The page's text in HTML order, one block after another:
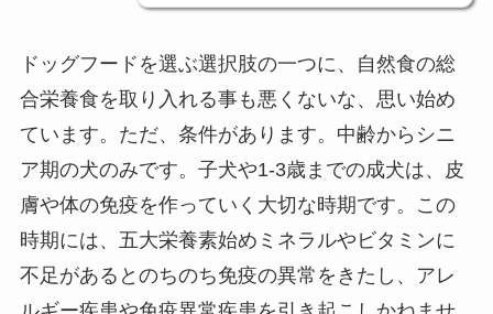
ドッグフードを選ぶ選択肢の一つに、自然食の総
合栄養食を取り入れる事も悪くないな、思い始め
ています。ただ、条件があります。中齢からシニ
ア期の犬のみです。子犬や1-3歳までの成犬は、皮
膚や体の免疫を作っていく大切な時期です。この
時期には、五大栄養素始めミネラルやビタミンに
不足があるとのちのち免疫の異常をきたし、アレ